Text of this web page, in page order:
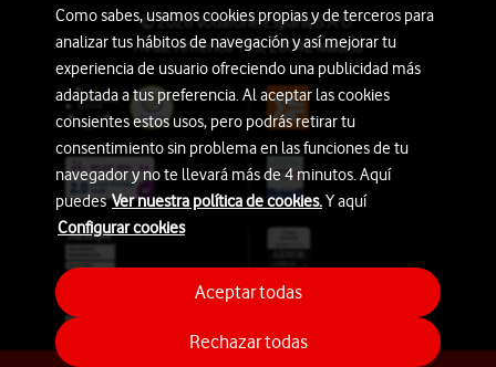
© 2026 Vodafone España S.A.U.
Avda. América 115, 28042 Madrid
Como sabes, usamos cookies propias y de terceros para
analizar tus hábitos de navegación y así mejorar tu
experiencia de usuario ofreciendo una publicidad más
adaptada a tus preferencia. Al aceptar las cookies
consientes estos usos, pero podrás retirar tu
consentimiento sin problema en las funciones de tu
navegador y no te llevará más de 4 minutos. Aquí
puedesVer nuestra política de cookies.Y aquí
Configurar cookies
Rechazar todas
Aceptar todas